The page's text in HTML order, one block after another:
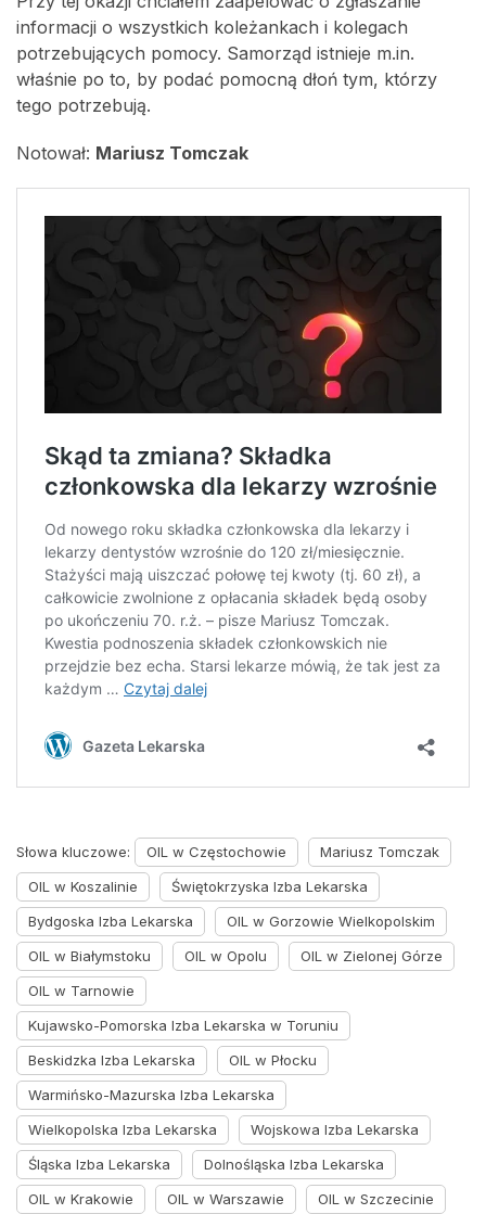
informacji o wszystkich koleżankach i kolegach
potrzebujących pomocy. Samorząd istnieje m.in.
właśnie po to, by podać pomocną dłoń tym, którzy
tego potrzebują.
Notował: Mariusz Tomczak
Słowa kluczowe: OIL w Częstochowie
Mariusz Tomczak
OIL w Koszalinie
Świętokrzyska Izba Lekarska
Bydgoska Izba Lekarska
OIL w Gorzowie Wielkopolskim
OIL w Białymstoku
OIL w Opolu
OIL w Zielonej Górze
OIL w Tarnowie
Kujawsko-Pomorska Izba Lekarska w Toruniu
Beskidzka Izba Lekarska
OIL w Płocku
Warmińsko-Mazurska Izba Lekarska
Wielkopolska Izba Lekarska
Wojskowa Izba Lekarska
Śląska Izba Lekarska
Dolnośląska Izba Lekarska
OIL w Krakowie
OIL w Warszawie
OIL w Szczecinie